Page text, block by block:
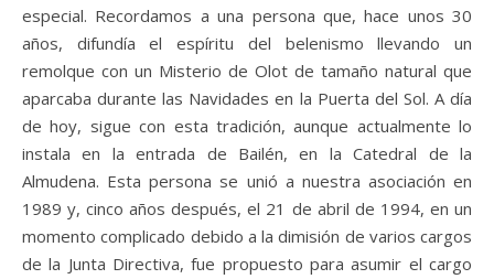
especial. Recordamos a una persona que, hace unos 30
años, difundía el espíritu del belenismo llevando un
remolque con un Misterio de Olot de tamaño natural que
aparcaba durante las Navidades en la Puerta del Sol. A día
de hoy, sigue con esta tradición, aunque actualmente lo
instala en la entrada de Bailén, en la Catedral de la
Almudena. Esta persona se unió a nuestra asociación en
1989 y, cinco años después, el 21 de abril de 1994, en un
momento complicado debido a la dimisión de varios cargos
de la Junta Directiva, fue propuesto para asumir el cargo